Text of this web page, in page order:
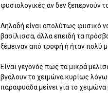
φυσιολογικές αν δεν ξεπερνούν
Δηλαδή είναι απολύτως φυσικό
βασίλισσα, άλλα επειδή τα
ξέμειναν από τροφή ή ήταν πολύ
Είναι γεγονός πως τα μικρά
βγάλουν το χειμώνα κυρίως
παραφυάδα μείνει για το